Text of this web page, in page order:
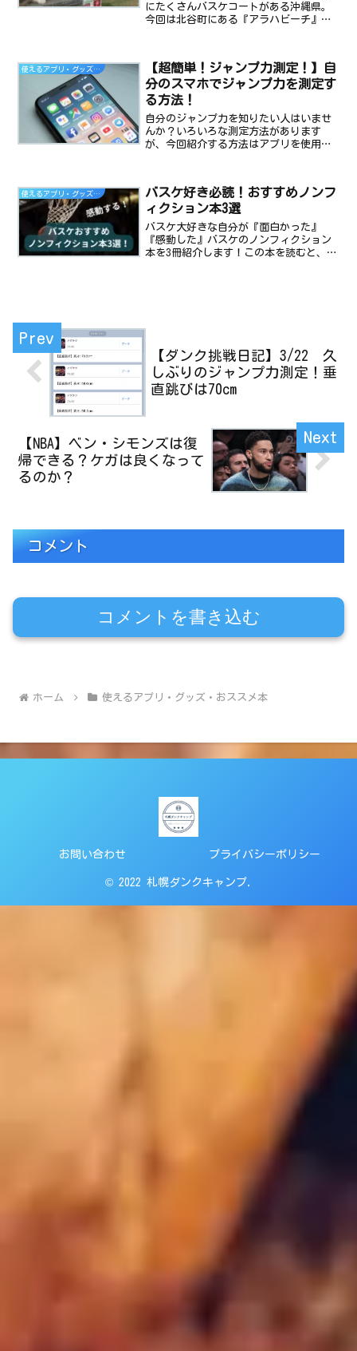
にたくさんバスケコートがある沖縄県。
今回は北谷町にある『アラハビーチ』に
使えるアプリ・グッズ・おススメ本
【超簡単！ジャンプ力測定！】自
分のスマホでジャンプ力を測定す
る方法！
自分のジャンプ力を知りたい人はいませ
んか？いろいろな測定方法があります
が、今回紹介する方法はアプリを使用し
て、効率的にトレーニングしましょう。
使えるアプリ・グッズ・おススメ本
バスケ好き必読！おすすめノンフ
ィクション本3選
バスケ大好きな自分が『面白かった』
『感動した』バスケのノンフィクション
本を3冊紹介します！この本を読むと、勇
【ダンク挑戦日記】3/22 久
しぶりのジャンプ力測定！垂
直跳びは70cm
【NBA】ベン・シモンズは復
帰できる？ケガは良くなって
るのか？
コメント
コメントを書き込む
ホーム 使えるアプリ・グッズ・おススメ本
お問い合わせ プライバシーポリシー
© 2022 札幌ダンクキャンプ.